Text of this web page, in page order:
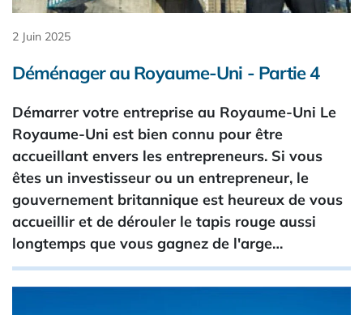
2 Juin 2025
Déménager au Royaume-Uni - Partie 4
Démarrer votre entreprise au Royaume-Uni Le
Royaume-Uni est bien connu pour être
accueillant envers les entrepreneurs. Si vous
êtes un investisseur ou un entrepreneur, le
gouvernement britannique est heureux de vous
accueillir et de dérouler le tapis rouge aussi
longtemps que vous gagnez de l'arge…